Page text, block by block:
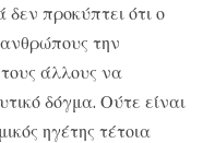
προκύπτει ότι ο
την
άλλους να
δόγμα. Ούτε είναι
ηγέτης τέτοια